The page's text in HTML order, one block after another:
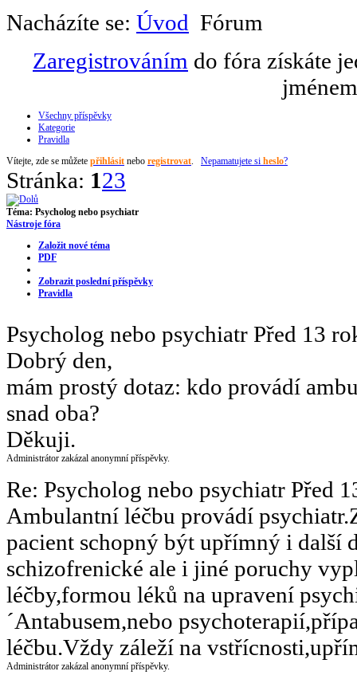
Nacházíte se: Úvod Fórum
Zaregistrováním do fóra získáte
Všechny příspěvky
Kategorie
Pravidla
Vítejte, zde se můžete přihlásit nebo registrovat. Nepamatujete si heslo?
Stránka: 123
Téma: Psycholog nebo psychiatr
Nástroje fóra
Založit nové téma
PDF
Zobrazit poslední příspěvky
Pravidla
Psycholog nebo psychiatr Před 13
Dobrý den,
mám prostý dotaz: kdo provádí
snad oba?
Děkuji.
Administrátor zakázal anonymní příspěvky.
Re: Psycholog nebo psychiatr Před
Ambulantní léčbu provádí
pacient schopný být upřímný i další
schizofrenické ale i jiné poruchy
léčby,formou léků na upravení
´Antabusem,nebo
léčbu.Vždy záleží na
Administrátor zakázal anonymní příspěvky.